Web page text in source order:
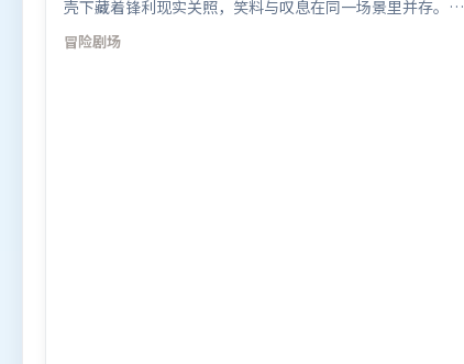
壳下藏着锋利现实关照，笑料与叹息在同一场景里并存。视
听风格统一而富有实验感，配乐与画面情绪贴合。由张艺谋
执导，赵丽颖、阿米尔·汗、古天乐，汤唯、黄渤、托尼·
冒险剧场